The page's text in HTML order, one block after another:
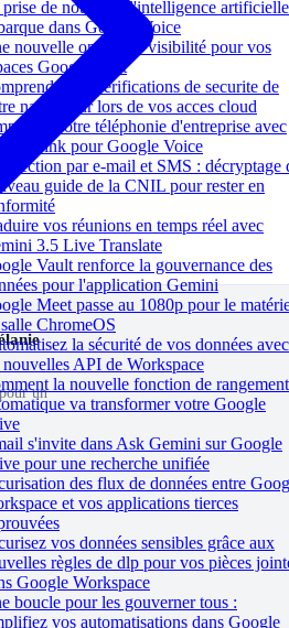
de notes par l'intelligence artificielle
dans Google Voice
nouvelle option de visibilité pour vos
Google Chat
les verifications de securite de
navigateur lors de vos acces cloud
votre téléphonie d'entreprise avec
Link pour Google Voice
par e-mail et SMS : décryptage
guide de la CNIL pour rester en
vos réunions en temps réel avec
3.5 Live Translate
Vault renforce la gouvernance des
pour l'application Gemini
Meet passe au 1080p pour le
ChromeOS
la sécurité de vos données avec
nouvelles API de Workspace
la nouvelle fonction de rangement
va transformer votre Google
s'invite dans Ask Gemini sur Google
pour une recherche unifiée
des flux de données entre
et vos applications tierces
vos données sensibles grâce aux
règles de dlp pour vos pièces
Google Workspace
boucle pour les gouverner tous :
vos automatisations dans Google
un